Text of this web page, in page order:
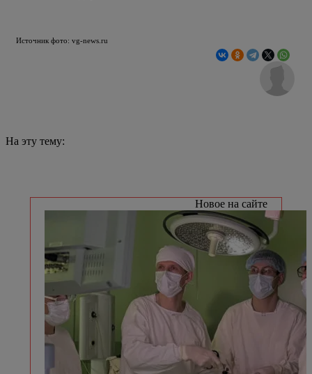
Источник фото: vg-news.ru
На эту тему:
Новое на сайте